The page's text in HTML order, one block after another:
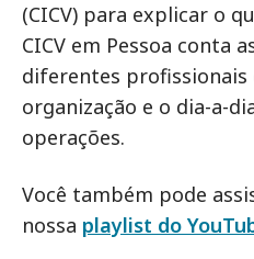
(CICV) para explicar o
CICV em Pessoa conta
diferentes
organização e o dia-a-
operações.
Você também pode
nossa playlist do